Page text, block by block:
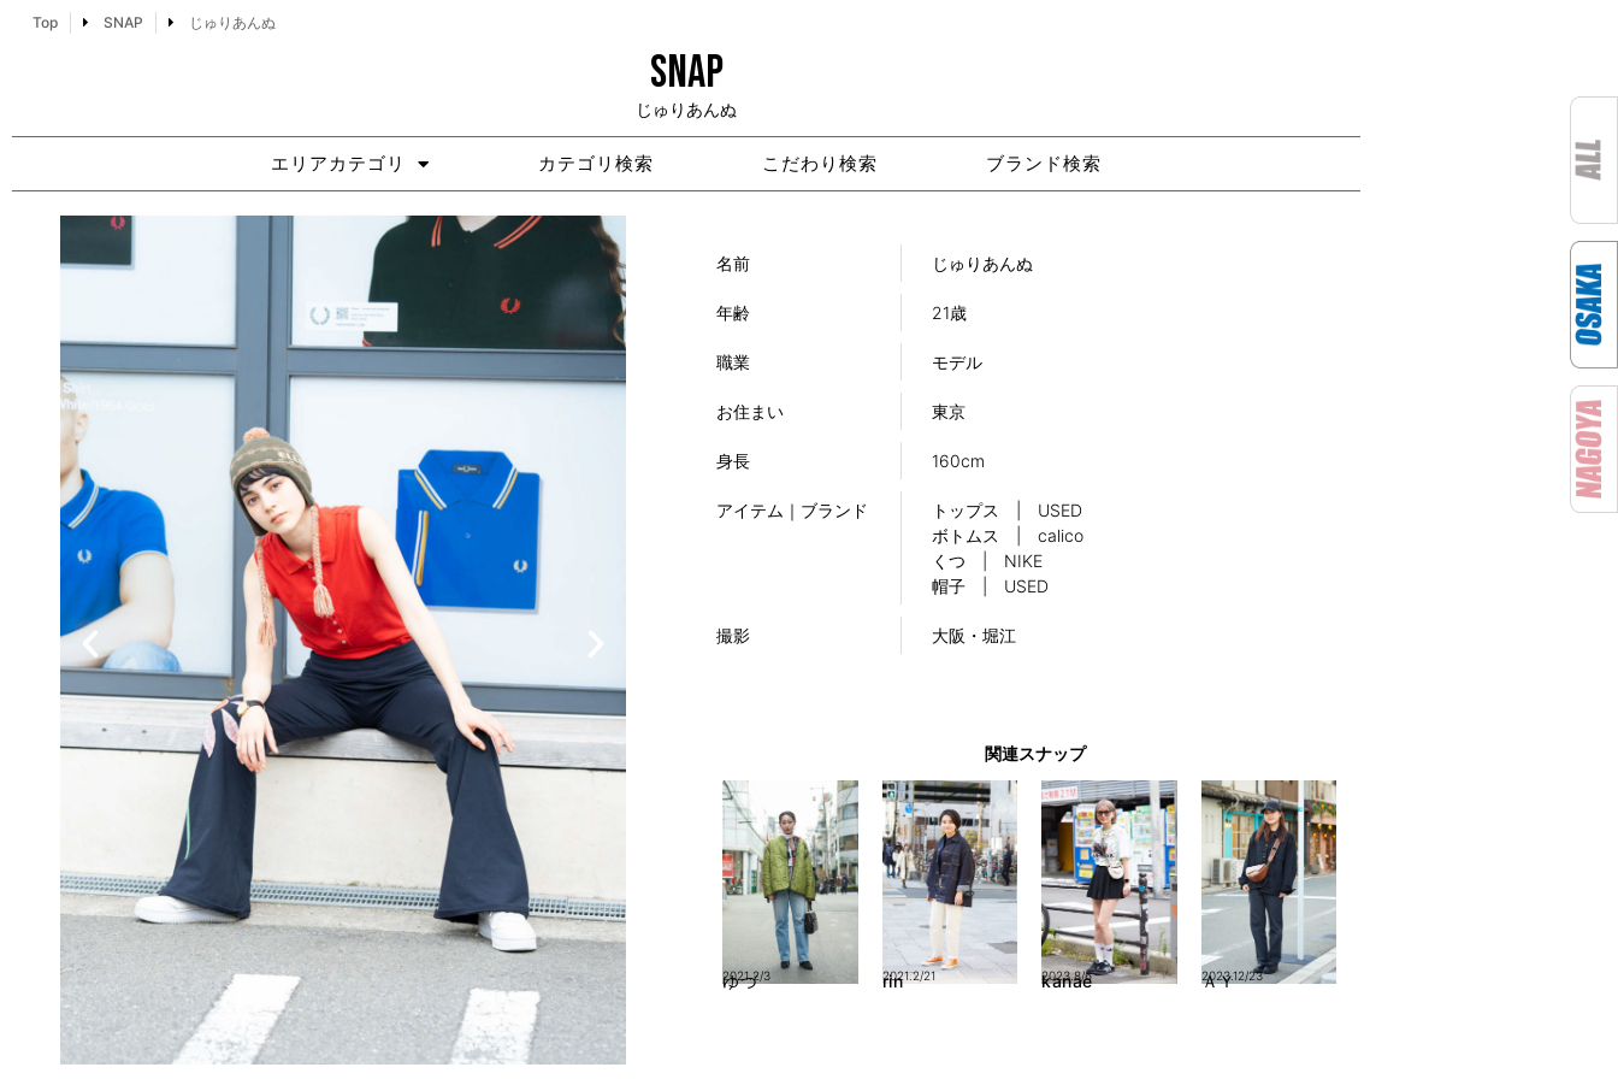
Top SNAP じゅりあんぬ
SNAP
じゅりあんぬ
エリアカテゴリ カテゴリ検索 こだわり検索 ブランド検索
名前 じゅりあんぬ
年齢 21歳
職業 モデル
お住まい 東京
身長 160cm
アイテム｜ブランド
トップス | USED
ボトムス | calico
くつ | NIKE
帽子 | USED
撮影 大阪・堀江
関連スナップ
ゆづ
2021.2/3 rin
2021.2/21 kanae
2023.8/6 ＡＹ
2023.12/23